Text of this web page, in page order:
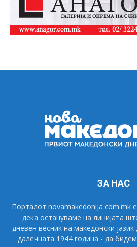
ЗА НАС
Порталот novamakedonija.com.mk
дека остануваме на линијата
дневен весник на македонски
далечната 1944 година - да